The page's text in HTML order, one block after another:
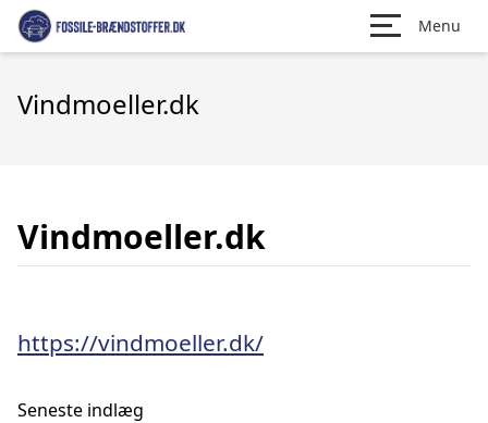
Menu
Vindmoeller.dk
Vindmoeller.dk
https://vindmoeller.dk/
Seneste indlæg